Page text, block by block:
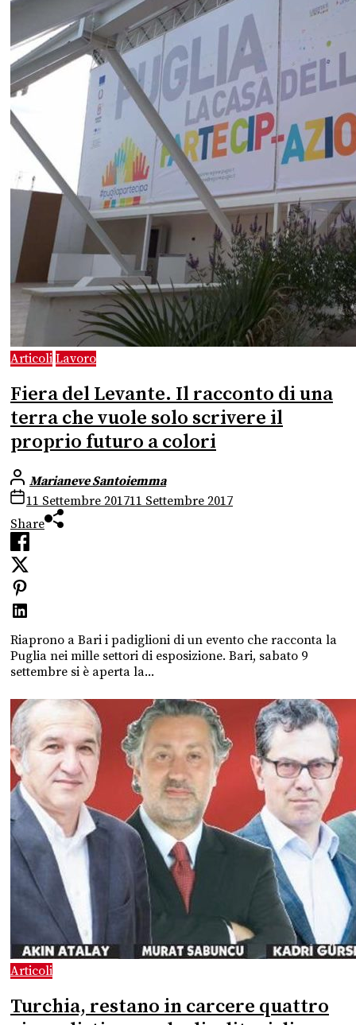
Articoli Lavoro
Fiera del Levante. Il racconto di una
terra che vuole solo scrivere il
proprio futuro a colori
Marianeve Santoiemma
11 Settembre 201711 Settembre 2017
Share
Riaprono a Bari i padiglioni di un evento che racconta la
Puglia nei mille settori di esposizione. Bari, sabato 9
settembre si è aperta la...
Articoli
Turchia, restano in carcere quattro